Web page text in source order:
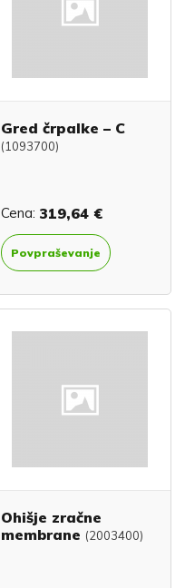
Gred črpalke – C
(1093700)
Cena: 319,64 €
Povpraševanje
Ohišje zračne
membrane (2003400)